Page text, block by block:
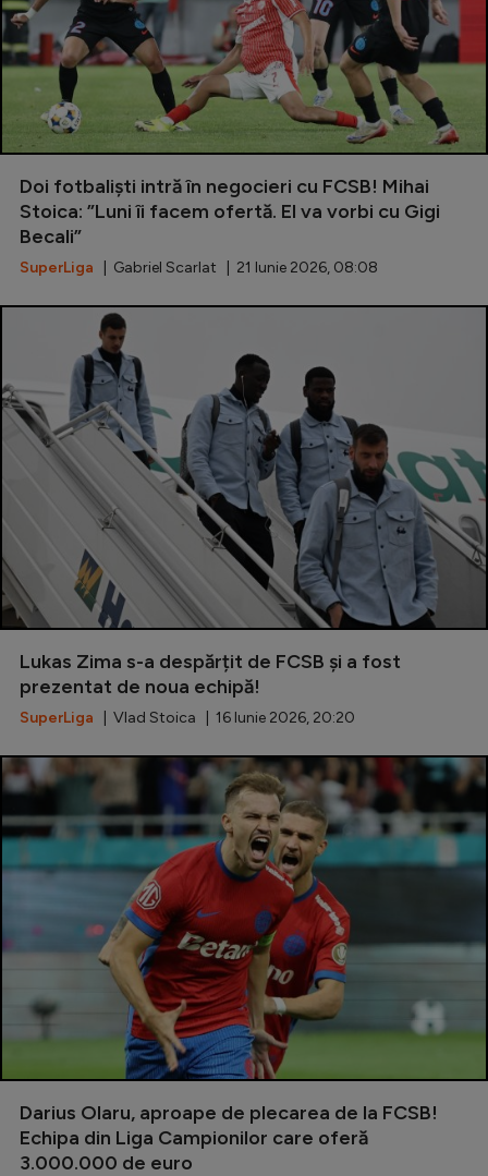
Doi fotbaliști intră în negocieri cu FCSB! Mihai
Stoica: ”Luni îi facem ofertă. El va vorbi cu Gigi
Becali”
SuperLiga | Gabriel Scarlat | 21 Iunie 2026, 08:08
Lukas Zima s-a despărțit de FCSB și a fost
prezentat de noua echipă!
SuperLiga | Vlad Stoica | 16 Iunie 2026, 20:20
Darius Olaru, aproape de plecarea de la FCSB!
Echipa din Liga Campionilor care oferă
3.000.000 de euro